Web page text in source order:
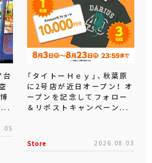
台
「タイトーＨｅｙ」、秋葉原
に2号店が近日オープン！ オ
ープンを記念してフォロー
＆リポストキャンペーン...
Store 2026.08.03